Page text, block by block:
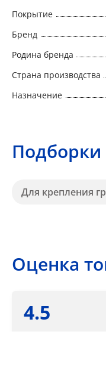
Покрытие
Бренд
Родина бренда
Страна производства
Назначение
Подборки
Для крепления
Оценка
4.5